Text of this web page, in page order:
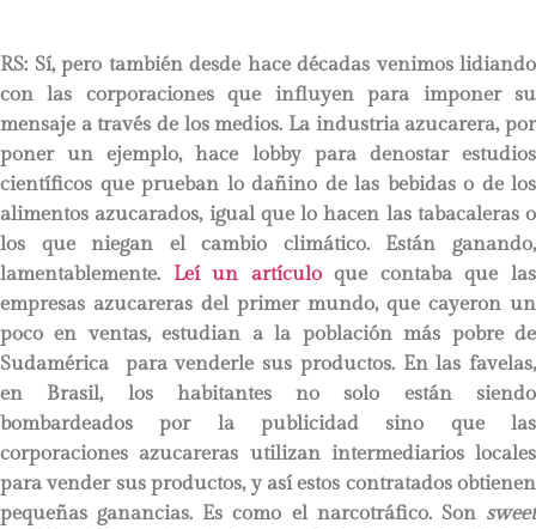
RS: Sí, pero también desde hace décadas venimos lidiando
con las corporaciones que influyen para imponer su
mensaje a través de los medios. La industria azucarera, por
poner un ejemplo, hace lobby para denostar estudios
científicos que prueban lo dañino de las bebidas o de los
alimentos azucarados, igual que lo hacen las tabacaleras o
los que niegan el cambio climático. Están ganando,
lamentablemente. Leí un artículoque contaba que las
empresas azucareras del primer mundo, que cayeron un
poco en ventas, estudian a la población más pobre de
Sudamérica para venderle sus productos. En las favelas,
en Brasil, los habitantes no solo están siendo
bombardeados por la publicidad sino que las
corporaciones azucareras utilizan intermediarios locales
para vender sus productos, y así estos contratados obtienen
pequeñas ganancias. Es como el narcotráfico. Son sweet